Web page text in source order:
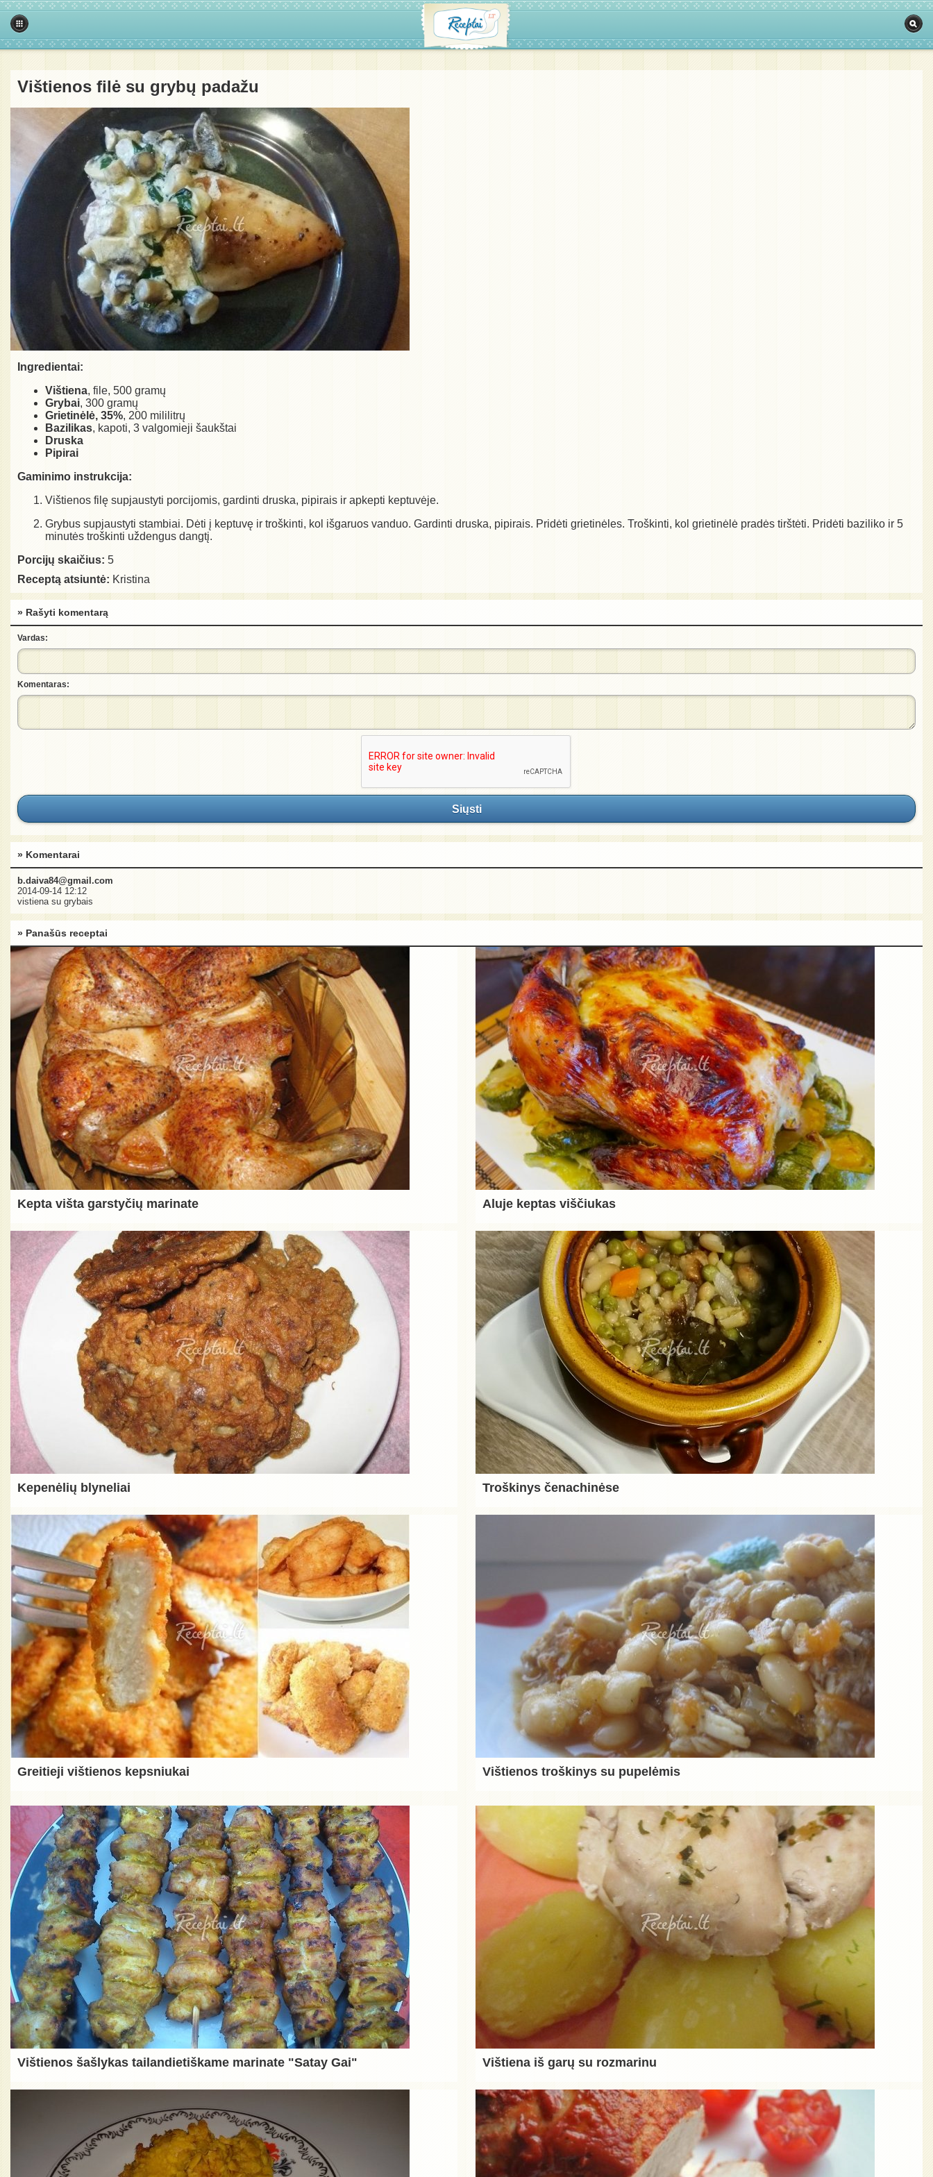
Vištienos filė su grybų padažu
Ingredientai:
Vištiena, file, 500 gramų
Grybai, 300 gramų
Grietinėlė, 35%, 200 mililitrų
Bazilikas, kapoti, 3 valgomieji šaukštai
Druska
Pipirai
Gaminimo instrukcija:
Vištienos filę supjaustyti porcijomis, gardinti druska, pipirais ir apkepti keptuvėje.
Grybus supjaustyti stambiai. Dėti į keptuvę ir troškinti, kol išgaruos vanduo. Gardinti druska, pipirais. Pridėti grietinėles. Troškinti, kol grietinėlė pradės tirštėti. Pridėti baziliko ir 5
minutės troškinti uždengus dangtį.
Porcijų skaičius: 5
Receptą atsiuntė: Kristina
» Rašyti komentarą
Vardas:
Komentaras:
Siųsti
» Komentarai
b.daiva84@gmail.com
2014-09-14 12:12
vistiena su grybais
» Panašūs receptai
Kepta višta garstyčių marinate Aluje keptas viščiukas
Kepenėlių blyneliai Troškinys čenachinėse
Greitieji vištienos kepsniukai Vištienos troškinys su pupelėmis
Vištienos šašlykas tailandietiškame marinate "Satay Gai" Vištiena iš garų su rozmarinu